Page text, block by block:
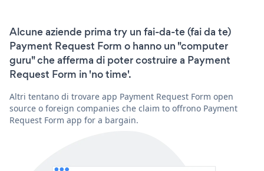
Alcune aziende prima try un fai-da-te (fai da te)
Payment Request Form o hanno un "computer
guru" che afferma di poter costruire a Payment
Request Form in 'no time'.
Altri tentano di trovare app Payment Request Form open
source o foreign companies che claim to offrono Payment
Request Form app for a bargain.